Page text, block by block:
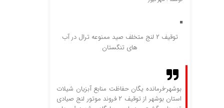
توقیف ۲ لنج متخلف صید ممنوعه ترال در آب
های تنگستان
بوشهر-فرمانده یگان حفاظت منابع آبزیان شیلات
استان بوشهر از توقیف ۲ فروند موتور لنج صیادی